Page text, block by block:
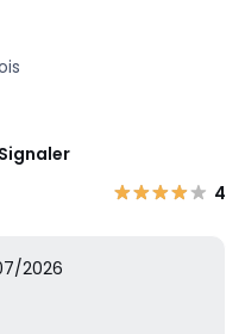
Signaler
4
2026